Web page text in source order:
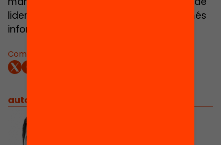
Comparteix:
lideratge i transformació social. Per a més
informació, www.ordit.cat
autors